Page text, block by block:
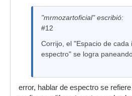
"mrmozartoficial" escribió:
#12
Corrijo, el "Espacio de cada
espectro" se logra
error, hablar de espectro se